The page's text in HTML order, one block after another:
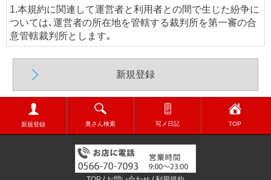
1.本規約に関連して運営者と利用者との間で生じた紛争に
ついては､運営者の所在地を管轄する裁判所を第一審の合
意管轄裁判所とします｡
新規登録
新規登録 奥さん検索 写メ日記 TOP